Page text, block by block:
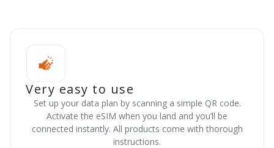
Very easy to use
Set up your data plan by scanning a simple QR code.
Activate the eSIM when you land and you’ll be
connected instantly. All products come with thorough
instructions.